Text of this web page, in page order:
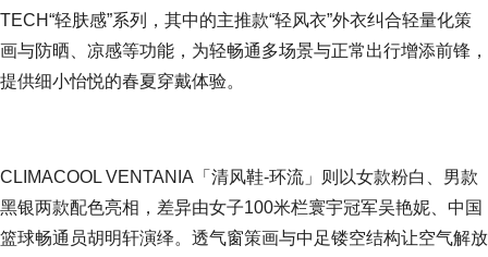
TECH“轻肤感”系列，其中的主推款“轻风衣”外衣纠合轻量化策
画与防晒、凉感等功能，为轻畅通多场景与正常出行增添前锋，
提供细小怡悦的春夏穿戴体验。
CLIMACOOL VENTANIA「清风鞋-环流」则以女款粉白、男款
黑银两款配色亮相，差异由女子100米栏寰宇冠军吴艳妮、中国
篮球畅通员胡明轩演绎。透气窗策画与中足镂空结构让空气解放